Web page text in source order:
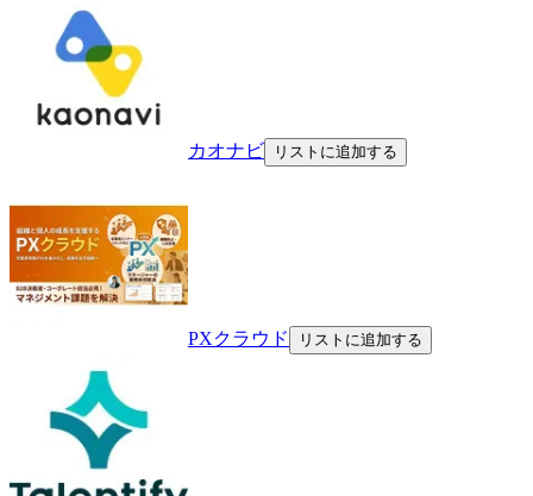
カオナビ リストに追加する
PXクラウド リストに追加する